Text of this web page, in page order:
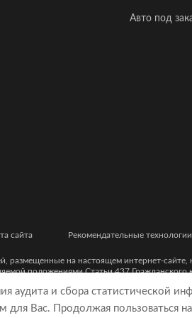
Авто под
сайта Рекомендательные технологии
размещенные на настоящем интернет-
положениями Статьи 437
характеристиками и цветовыми
ОГРН 5077746977930)
аудита и сбора статистической
для Вас. Продолжая пользоваться